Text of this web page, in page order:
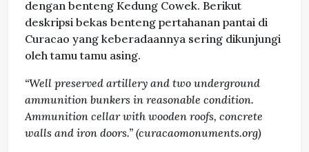
dengan benteng Kedung Cowek. Berikut
deskripsi bekas benteng pertahanan pantai di
Curacao yang keberadaannya sering dikunjungi
oleh tamu tamu asing.
“Well preserved artillery and two underground
ammunition bunkers in reasonable condition.
Ammunition cellar with wooden roofs, concrete
walls and iron doors.” (curacaomonuments.org)